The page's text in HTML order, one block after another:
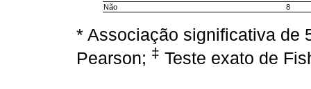
Não
8
* Associação significativa de
Pearson; ‡ Teste exato de